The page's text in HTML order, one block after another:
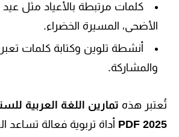
كلمات مرتبطة بالأعياد مثل عيد
الأضحى، المسيرة الخضراء.
أنشطة تلوين وكتابة كلمات
والمشاركة.
تُعتبر هذه تمارين اللغة العربية
PDF 2025 أداة تربوية فعالة تساعد